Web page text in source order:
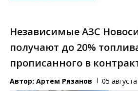
Независимые АЗС
получают до 20%
прописанного в
Автор: Артем Рязанов 05